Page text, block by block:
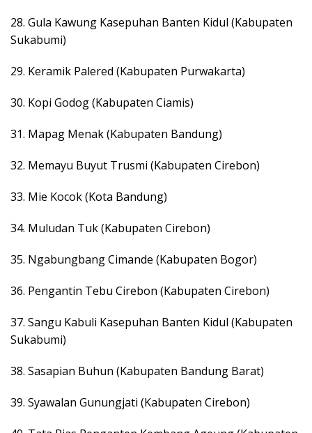
28. Gula Kawung Kasepuhan Banten Kidul (Kabupaten
Sukabumi)
29. Keramik Palered (Kabupaten Purwakarta)
30. Kopi Godog (Kabupaten Ciamis)
31. Mapag Menak (Kabupaten Bandung)
32. Memayu Buyut Trusmi (Kabupaten Cirebon)
33. Mie Kocok (Kota Bandung)
34. Muludan Tuk (Kabupaten Cirebon)
35. Ngabungbang Cimande (Kabupaten Bogor)
36. Pengantin Tebu Cirebon (Kabupaten Cirebon)
37. Sangu Kabuli Kasepuhan Banten Kidul (Kabupaten
Sukabumi)
38. Sasapian Buhun (Kabupaten Bandung Barat)
39. Syawalan Gunungjati (Kabupaten Cirebon)